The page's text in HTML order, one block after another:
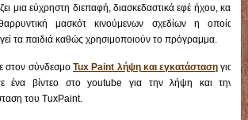
μια εύχρηστη διεπαφή, διασκεδαστικά εφέ ήχου, και
μασκότ κινούμενων σχεδίων η οποία
τα παιδιά καθώς χρησιμοποιούν το πρόγραμμα.
στον σύνδεσμο Tux Paint λήψη και εγκατάσταση για
ένα βίντεο στο youtube για την λήψη και την
του TuxPaint.